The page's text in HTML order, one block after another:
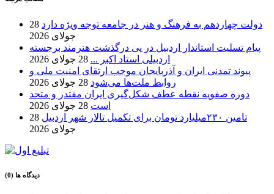
دولت چهاردهم به فرهنگ و هنر در جامعه توجه ویژه دارد 28
جولای 2026
پیام تسلیت استاندار اردبیل در پی درگذشت هنرمند برجسته
اردبیلی استاد اکبر ... 28 جولای 2026
پیوند تمدنی ایران و آذربایجان موجب ارتقای امنیت ملی و
روابط ملت‌ها می‌شود 28 جولای 2026
دوره صفویه نقطه عطف شکل‌گیری ایران مقتدر و متحد
است 28 جولای 2026
تامین ۲۳۰میلیارد تومان برای تکمیل تالار شهر اردبیل
28
جولای 2026
دیدگاه ها (0)